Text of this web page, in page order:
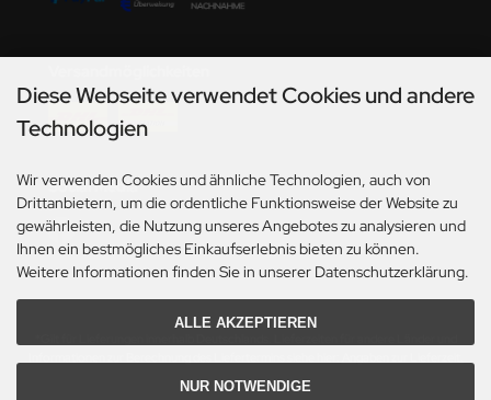
Social Media
Diese Webseite verwendet Cookies und andere
Technologien
Wir verwenden Cookies und ähnliche Technologien, auch von
Drittanbietern, um die ordentliche Funktionsweise der Website zu
gewährleisten, die Nutzung unseres Angebotes zu analysieren und
Ihnen ein bestmögliches Einkaufserlebnis bieten zu können.
Weitere Informationen finden Sie in unserer Datenschutzerklärung.
ALLE AKZEPTIEREN
NUR NOTWENDIGE
Models